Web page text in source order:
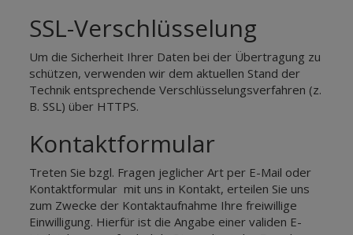
SSL-Verschlüsselung
Um die Sicherheit Ihrer Daten bei der Übertragung zu
schützen, verwenden wir dem aktuellen Stand der
Technik entsprechende Verschlüsselungsverfahren (z.
B. SSL) über HTTPS.
Kontaktformular
Treten Sie bzgl. Fragen jeglicher Art per E-Mail oder
Kontaktformular mit uns in Kontakt, erteilen Sie uns
zum Zwecke der Kontaktaufnahme Ihre freiwillige
Einwilligung. Hierfür ist die Angabe einer validen E-